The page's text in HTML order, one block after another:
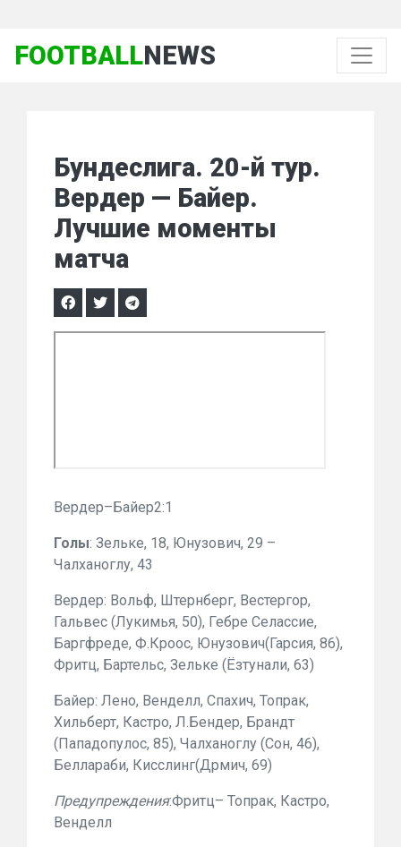
FOOTBALLNEWS
Бундеслига. 20-й тур.
Вердер — Байер.
Лучшие моменты
матча
Вердер–Байер2:1
Голы: Зельке, 18, Юнузович, 29 –
Чалханоглу, 43
Вердер: Вольф, Штернберг, Вестергор,
Гальвес (Лукимья, 50), Гебре Селассие,
Баргфреде, Ф.Кроос, Юнузович(Гарсия, 86),
Фритц, Бартельс, Зельке (Ёзтунали, 63)
Байер: Лено, Венделл, Спахич, Топрак,
Хильберт, Кастро, Л.Бендер, Брандт
(Пападопулос, 85), Чалханоглу (Сон, 46),
Беллараби, Кисслинг(Дрмич, 69)
Предупреждения:Фритц– Топрак, Кастро,
Венделл